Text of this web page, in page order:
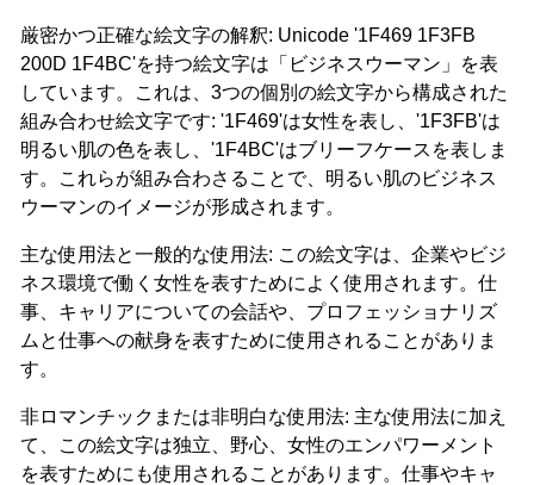
厳密かつ正確な絵文字の解釈: Unicode '1F469 1F3FB
200D 1F4BC'を持つ絵文字は「ビジネスウーマン」を表
しています。これは、3つの個別の絵文字から構成された
組み合わせ絵文字です: '1F469'は女性を表し、'1F3FB'は
明るい肌の色を表し、'1F4BC'はブリーフケースを表しま
す。これらが組み合わさることで、明るい肌のビジネス
ウーマンのイメージが形成されます。
主な使用法と一般的な使用法: この絵文字は、企業やビジ
ネス環境で働く女性を表すためによく使用されます。仕
事、キャリアについての会話や、プロフェッショナリズ
ムと仕事への献身を表すために使用されることがありま
す。
非ロマンチックまたは非明白な使用法: 主な使用法に加え
て、この絵文字は独立、野心、女性のエンパワーメント
を表すためにも使用されることがあります。仕事やキャ